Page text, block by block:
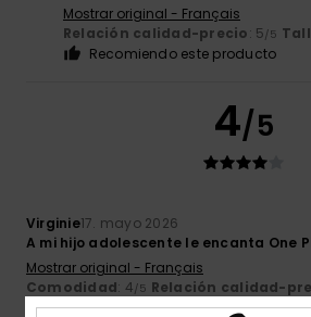
Mostrar original - Français
Relación calidad-precio: 5/5
Recomiendo este producto
4/5
Virginie17. mayo 2026
A mi hijo adolescente le encanta One
Mostrar original - Français
Comodidad: 4/5 Relación calidad-
PequeñoMaterial: 4/5 Color: 3/5